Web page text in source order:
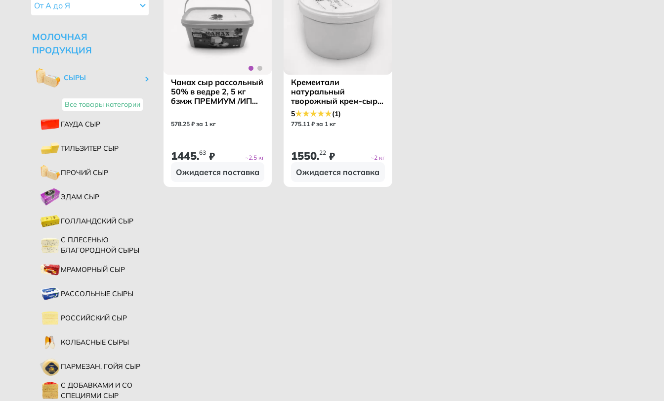
От А до Я
МОЛОЧНАЯ
ПРОДУКЦИЯ
СЫРЫ
Все товары категории
ГАУДА СЫР
ТИЛЬЗИТЕР СЫР
ПРОЧИЙ СЫР
ЭДАМ СЫР
ГОЛЛАНДСКИЙ СЫР
С ПЛЕСЕНЬЮ
БЛАГОРОДНОЙ СЫРЫ
МРАМОРНЫЙ СЫР
РАССОЛЬНЫЕ СЫРЫ
РОССИЙСКИЙ СЫР
КОЛБАСНЫЕ СЫРЫ
ПАРМЕЗАН, ГОЙЯ СЫР
С ДОБАВКАМИ И СО
СПЕЦИЯМИ СЫР
Чанах сыр рассольный
50% в ведре 2, 5 кг
бзмж ПРЕМИУМ /ИП
578.25 ₽ за 1 кг
1445.63₽ ~2.5 кг
Ожидается поставка
Кремеитали
натуральный
творожный крем-сыр
ГОСТ 60% в ведре
бзмж /ПАВЛОВСКИЙ
МЗ/
5 (1)
775.11 ₽ за 1 кг
1550.22 ₽ ~2 кг
Ожидается поставка